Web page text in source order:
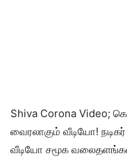
Shiva Corona Video;
வைரலாகும் வீடியோ!
வீடியோ சமூக